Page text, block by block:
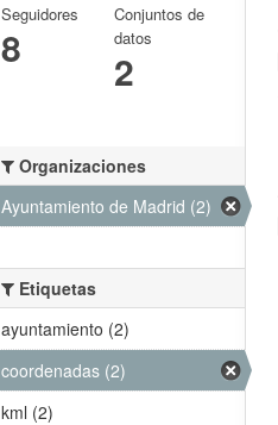
Seguidores
8
Conjuntos de
datos
2
Organizaciones
Ayuntamiento de Madrid (2)
Etiquetas
ayuntamiento (2)
coordenadas (2)
kml (2)